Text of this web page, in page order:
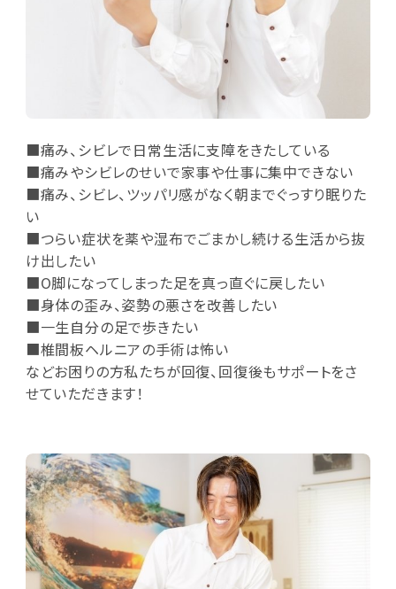
■痛み、シビレで日常生活に支障をきたしている
■痛みやシビレのせいで家事や仕事に集中できない
■痛み、シビレ、ツッパリ感がなく朝までぐっすり眠りた
い
■つらい症状を薬や湿布でごまかし続ける生活から抜
け出したい
■O脚になってしまった足を真っ直ぐに戻したい
■身体の歪み、姿勢の悪さを改善したい
■一生自分の足で歩きたい
■椎間板ヘルニアの手術は怖い
などお困りの方私たちが回復、回復後もサポートをさ
せていただきます！